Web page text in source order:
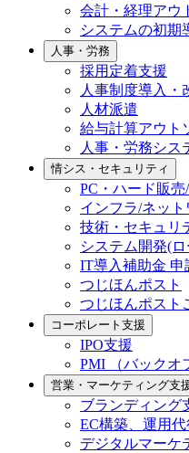
会計・経理アウ
システムの初期
人事・労務
採用定着支援
人事制度導入・
人材派遣
給与計算アウト
人事・労務シス
情シス・セキュリティ
PC・ハード販売
インフラ/ネッ
技術・セキュリ
システム開発(
IT導入補助金 申
つじほんポスト
つじほんポスト
コーポレート支援
IPO支援
PMI （バックオ
営業・マーケティング支
ブランディング
EC構築、運用代
デジタルマーケ